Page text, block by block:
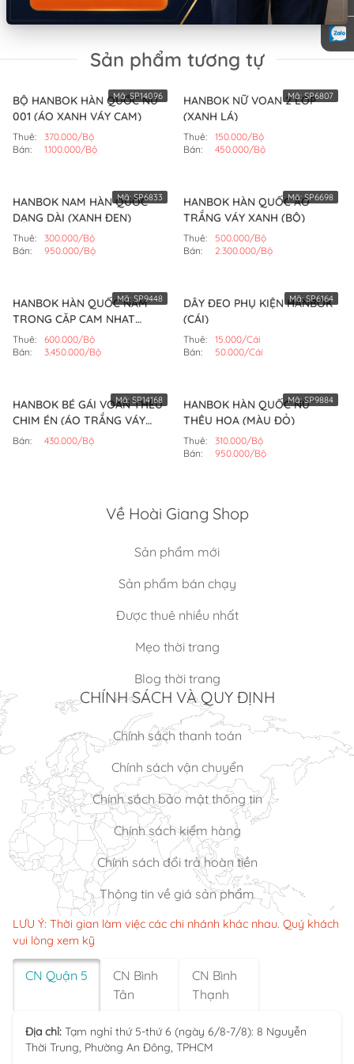
Sản phẩm tương tự
BỘ HANBOK HÀN QUỐC NỮ
001 (ÁO XANH VÁY CAM)
Thuê:
370.000/Bộ
Bán:
1.100.000/Bộ
Mã:SP14096
HANBOK NỮ VOAN 2 LỚP
(XANH LÁ)
Thuê:
150.000/Bộ
Bán:
450.000/Bộ
Mã:SP6807
HANBOK NAM HÀN QUỐC
DẠNG DÀI (XANH ĐEN)
Thuê:
300.000/Bộ
Bán:
950.000/Bộ
Mã:SP6833
HANBOK HÀN QUỐC ÁO
TRẮNG VÁY XANH (BỘ)
Thuê:
500.000/Bộ
Bán:
2.300.000/Bộ
Mã:SP6698
HANBOK HÀN QUỐC NAM
TRONG CẶP CAM NHẠT
HBK042 (BỘ)
Thuê:
600.000/Bộ
Bán:
3.450.000/Bộ
Mã: SP9448
DÂY ĐEO PHỤ KIỆN HANBOK
(CÁI)
Thuê:
15.000/Cái
Bán:
50.000/Cái
Mã:SP6164
HANBOK BÉ GÁI VOAN THÊU
CHIM ÉN (ÁO TRẮNG VÁY
XANH ĐEN)
Bán: 430.000/Bộ
Mã: SP14168
HANBOK HÀN QUỐC NỮ
THÊU HOA (MÀU ĐỎ)
Thuê:
310.000/Bộ
Bán:
950.000/Bộ
Mã:SP9884
Về Hoài Giang Shop
Sản phẩm mới
Sản phẩm bán chạy
Được thuê nhiều nhất
Mẹo thời trang
Blog thời trang
CHÍNH SÁCH VÀ QUY ĐỊNH
Chính sách thanh toán
Chính sách vận chuyển
Chính sách bảo mật thông tin
Chính sách kiểm hàng
Chính sách đổi trả hoàn tiền
Thông tin về giá sản phẩm
LƯU Ý: Thời gian làm việc các chi nhánh khác nhau. Quý khách
vui lòng xem kỹ
CN Quận 5
CN Bình
Tân
CN Bình
Thạnh
Địa chỉ: Tạm nghỉ thứ 5-thứ 6 (ngày 6/8-7/8): 8 Nguyễn
Thời Trung, Phường An Đông, TPHCM